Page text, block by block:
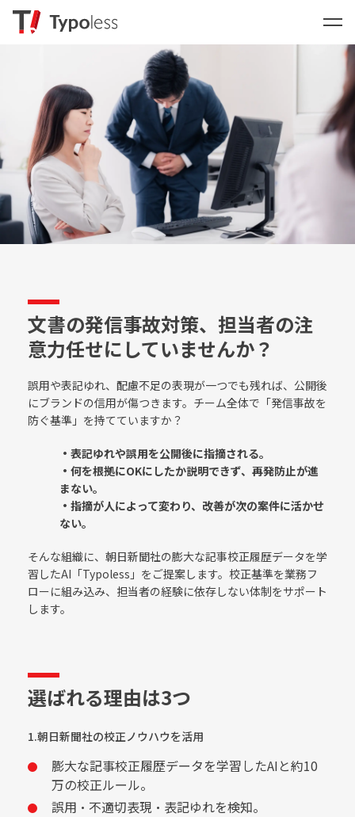
文書の発信事故対策、担当者の注
意力任せにしていませんか？
誤用や表記ゆれ、配慮不足の表現が一つでも残れば、公開後
にブランドの信用が傷つきます。チーム全体で「発信事故を
防ぐ基準」を持てていますか？
・表記ゆれや誤用を公開後に指摘される。
・何を根拠にOKにしたか説明できず、再発防止が進
まない。
・指摘が人によって変わり、改善が次の案件に活かせ
ない。
そんな組織に、朝日新聞社の膨大な記事校正履歴データを学
習したAI「Typoless」をご提案します。校正基準を業務フ
ローに組み込み、担当者の経験に依存しない体制をサポート
します。
選ばれる理由は3つ
1.朝日新聞社の校正ノウハウを活用
膨大な記事校正履歴データを学習したAIと約10
万の校正ルール。
誤用・不適切表現・表記ゆれを検知。